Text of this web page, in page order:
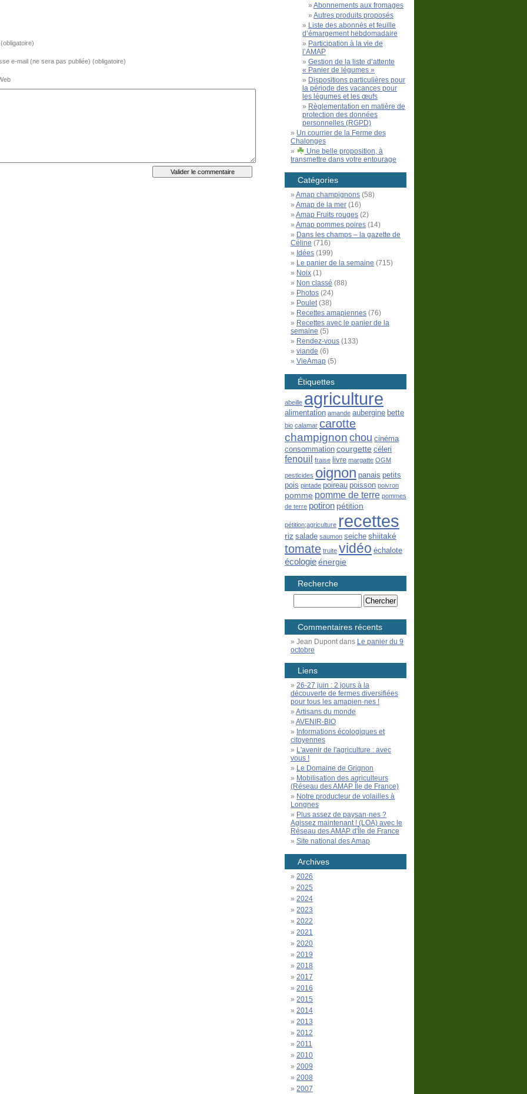
e-mail (ne sera pas publiée) (obligatoire)
Abonnements aux fromages
Autres produits proposés
Liste des abonnés et feuille
d’émargement hebdomadaire
Participation à la vie de
l’AMAP
Gestion de la liste d’attente
« Panier de légumes »
Dispositions particulières pour
la période des vacances pour
les légumes et les œufs
Règlementation en matière de
protection des données
personnelles (RGPD)
Un courrier de la Ferme des
Chalonges
Une belle proposition, à
transmettre dans votre entourage
Catégories
Amap champignons (58)
Amap de la mer (16)
Amap Fruits rouges (2)
Amap pommes poires (14)
Dans les champs – la gazette de
Céline (716)
Idées (199)
Le panier de la semaine (715)
Noix (1)
Non classé (88)
Photos (24)
Poulet(38)
Recettes amapiennes (76)
Recettes avec le panier de la
semaine (5)
Rendez-vous (133)
viande (6)
VieAmap (5)
Étiquettes
abeille agriculture
alimentation amande aubergine bette
bio calamar carotte
champignon chou cinéma
consommation courgette céleri
fenouil fraise livre margatte OGM
pesticides oignon panais petits
pois pintade poireau poisson poivron
pomme pomme de terre pommes
de terre potiron pétition
pétition;agriculture recettes
riz salade saumon seiche shiitaké
tomate truite vidéo échalote
écologieénergie
Recherche
Commentaires récents
Jean Dupontdans Le panier du 9
octobre
Liens
26-27 juin : 2 jours à la
découverte de fermes diversifiées
pour tous les amapien·nes !
Artisans du monde
AVENIR-BIO
Informations écologiques et
citoyennes
L'avenir de l'agriculture : avec
vous !
Le Domaine de Grignon
Mobilisation des agriculteurs
(Réseau des AMAP Île de France)
Notre producteur de volailles à
Longnes
Plus assez de paysan·nes ?
Agissez maintenant ! (LOA) avec le
Réseau des AMAP d'Île de France
Site national des Amap
Archives
2026
2025
2024
2023
2022
2021
2020
2019
2018
2017
2016
2015
2014
2013
2012
2011
2010
2009
2008
2007